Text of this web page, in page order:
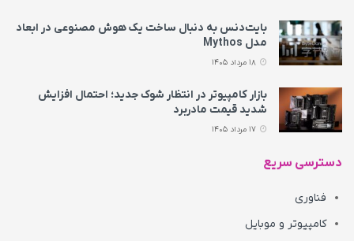
بایت‌دنس به‌ دنبال ساخت یک هوش مصنوعی در ابعاد
مدل Mythos
بازار کامپیوتر در انتظار شوک جدید؛ احتمال افزایش
شدید قیمت مادربرد
دسترسی سریع
فناوری
کامپیوتر و موبایل